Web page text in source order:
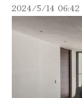
2024/5/14 06:42